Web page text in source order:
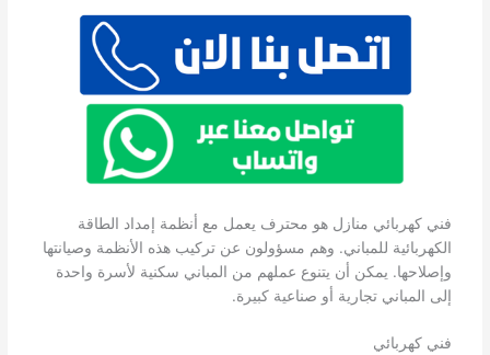
فني كهربائي منازل هو محترف يعمل مع أنظمة إمداد الطاقة
الكهربائية للمباني. وهم مسؤولون عن تركيب هذه الأنظمة وصيانتها
وإصلاحها. يمكن أن يتنوع عملهم من المباني سكنية لأسرة واحدة
إلى المباني تجارية أو صناعية كبيرة.
فني كهربائي